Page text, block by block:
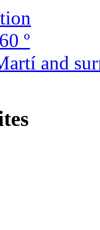
º
and